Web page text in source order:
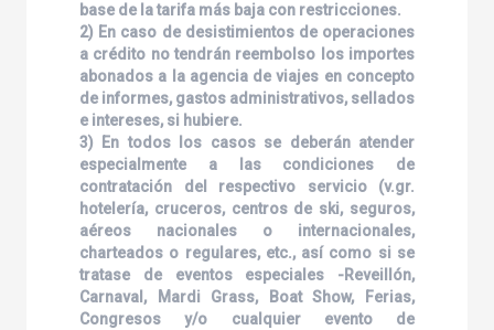
base de la tarifa más baja con restricciones.
2) En caso de desistimientos de operaciones
a crédito no tendrán reembolso los importes
abonados a la agencia de viajes en concepto
de informes, gastos administrativos, sellados
e intereses, si hubiere.
3) En todos los casos se deberán atender
especialmente a las condiciones de
contratación del respectivo servicio (v.gr.
hotelería, cruceros, centros de ski, seguros,
aéreos nacionales o internacionales,
charteados o regulares, etc., así como si se
tratase de eventos especiales -Reveillón,
Carnaval, Mardi Grass, Boat Show, Ferias,
Congresos y/o cualquier evento de